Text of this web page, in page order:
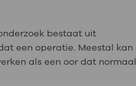
bestaat uit
een operatie. Meestal kan
als een oor dat normaal